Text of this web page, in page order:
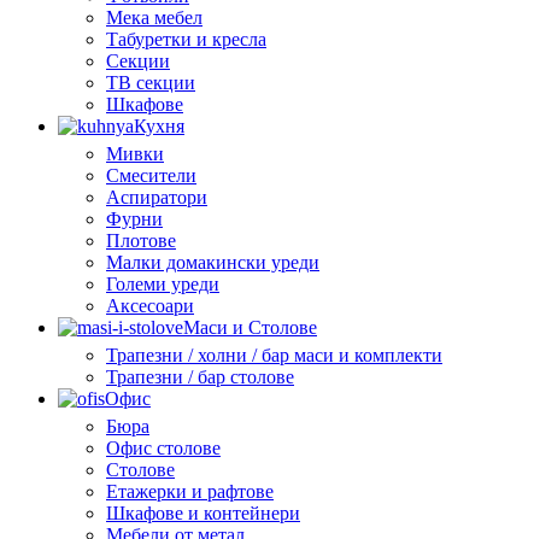
Мека мебел
Табуретки и кресла
Секции
ТВ секции
Шкафове
Кухня
Мивки
Смесители
Аспиратори
Фурни
Плотове
Малки домакински уреди
Големи уреди
Аксесоари
Маси и Столове
Трапезни / холни / бар маси и комплекти
Трапезни / бар столове
Офис
Бюра
Офис столове
Столове
Етажерки и рафтове
Шкафове и контейнери
Мебели от метал